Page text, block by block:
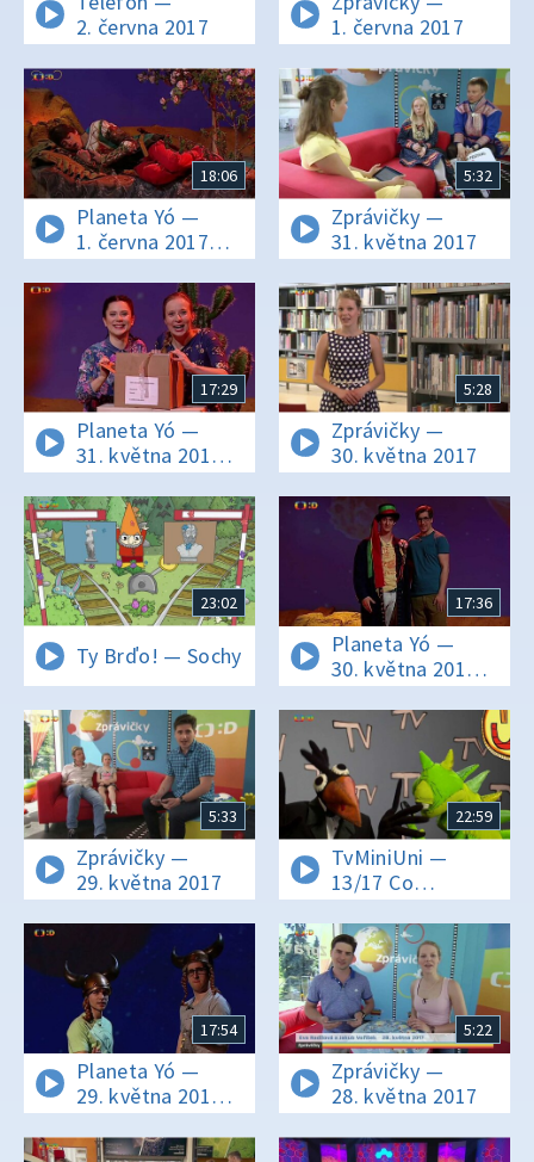
2. června 2017
1. června 2017
18:06
Planeta Yó —
1. června 2017
16:03
5:32
Zprávičky —
31. května 2017
17:29
Planeta Yó —
31. května 2017
16:02
5:28
Zprávičky —
30. května 2017
23:02
Ty Brďo! — Sochy
17:36
Planeta Yó —
30. května 2017
16:01
5:33
Zprávičky —
29. května 2017
22:59
TvMiniUni —
13/17 Co
znamená
hekování? Kdo
vynalezl první
deštník?
17:54
Planeta Yó —
29. května 2017
16:01
5:22
Zprávičky —
28. května 2017